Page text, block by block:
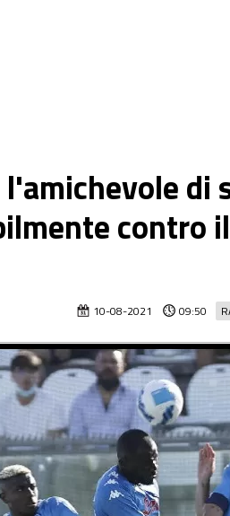
di
contro il
10-08-2021 09:50